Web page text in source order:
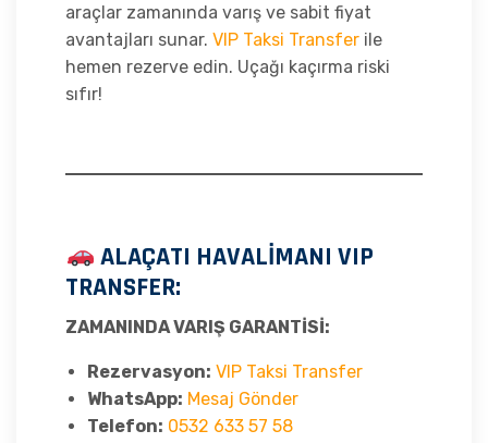
araçlar zamanında varış ve sabit fiyat
avantajları sunar. VIP Taksi Transfer ile
hemen rezerve edin. Uçağı kaçırma riski
sıfır!
ALAÇATI HAVALİMANI VIP
TRANSFER:
ZAMANINDA VARIŞ GARANTİSİ:
Rezervasyon: VIP Taksi Transfer
WhatsApp: Mesaj Gönder
Telefon: 0532 633 57 58